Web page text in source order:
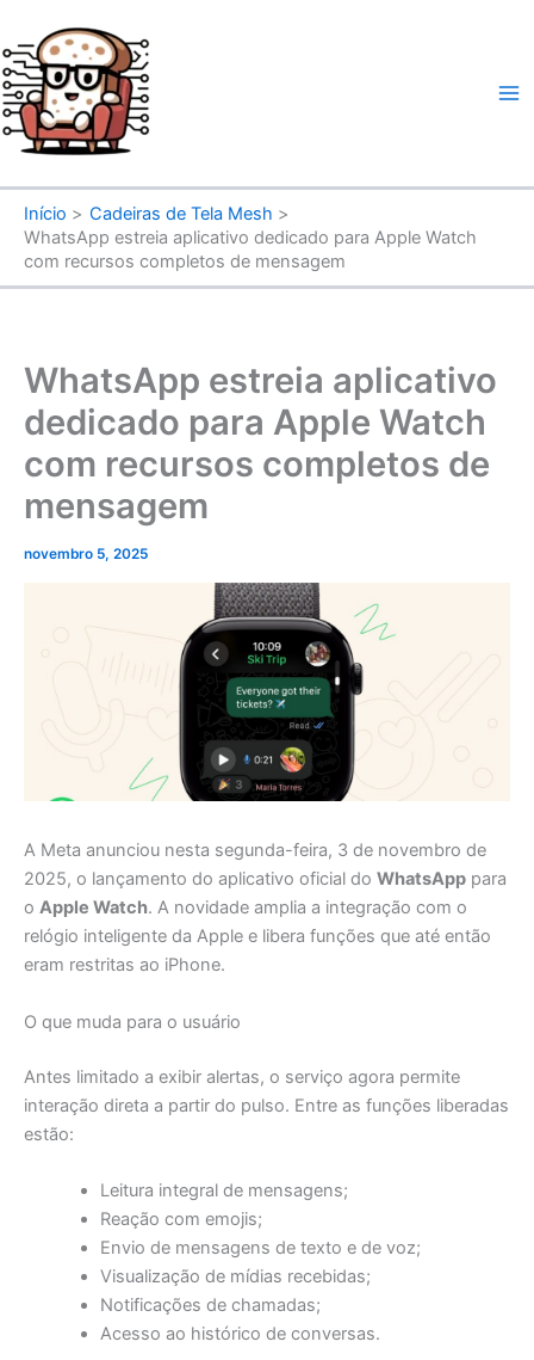
para
o
conteúdo
Início
Cadeiras de Tela Mesh
WhatsApp estreia aplicativo dedicado para Apple Watch
com recursos completos de mensagem
WhatsApp estreia aplicativo
dedicado para Apple Watch
com recursos completos de
mensagem
novembro 5, 2025
A Meta anunciou nesta segunda-feira, 3 de novembro de
2025, o lançamento do aplicativo oficial do WhatsApp para
o Apple Watch. A novidade amplia a integração com o
relógio inteligente da Apple e libera funções que até então
eram restritas ao iPhone.
O que muda para o usuário
Antes limitado a exibir alertas, o serviço agora permite
interação direta a partir do pulso. Entre as funções liberadas
estão:
Leitura integral de mensagens;
Reação com emojis;
Envio de mensagens de texto e de voz;
Visualização de mídias recebidas;
Notificações de chamadas;
Acesso ao histórico de conversas.